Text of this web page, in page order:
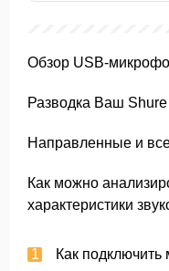
Обзор USB-
Разводка Ваш
Направленные и
Как можно
характеристики
Как